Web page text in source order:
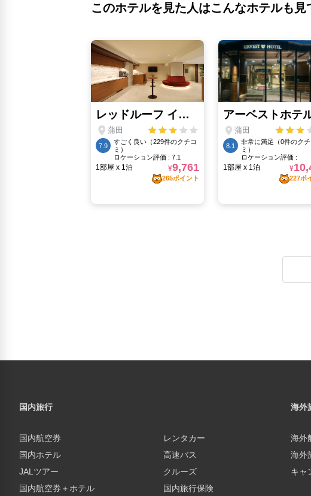
このホテルを見た人はこんなホテルも見
国内旅行
国内航空券
国内ホテル
JALツアー
国内航空券＋ホテル
レンタカー
高速バス
クルーズ
国内旅行保険
海外
海外
海外
キャ